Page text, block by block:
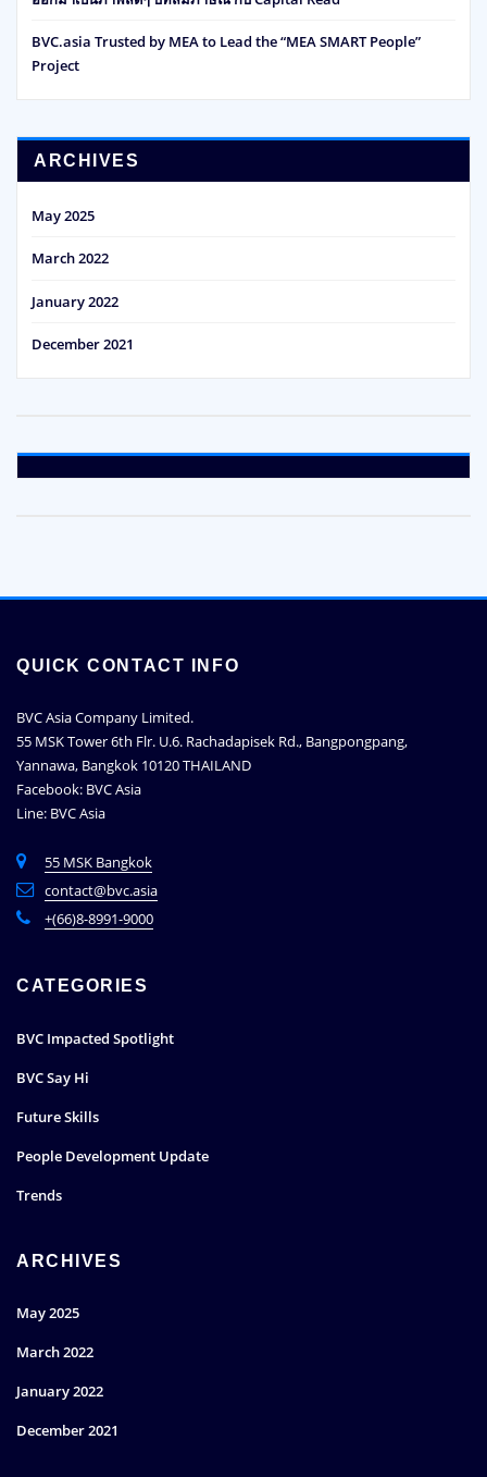
BVC.asia Trusted by MEA to Lead the “MEA SMART People”
Project
ARCHIVES
May 2025
March 2022
January 2022
December 2021
QUICK CONTACT INFO
BVC Asia Company Limited.
55 MSK Tower 6th Flr. U.6. Rachadapisek Rd., Bangpongpang,
Yannawa, Bangkok 10120 THAILAND
Facebook: BVC Asia
Line: BVC Asia
55 MSK Bangkok
contact@bvc.asia
+(66)8-8991-9000
CATEGORIES
BVC Impacted Spotlight
BVC Say Hi
Future Skills
People Development Update
Trends
ARCHIVES
May 2025
March 2022
January 2022
December 2021